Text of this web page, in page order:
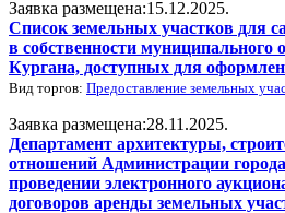
Заявка размещена:15.12.2025.
Список земельных участков для
в собственности муниципального
Кургана, доступных для
Вид торгов: Предоставление земельных
Заявка размещена:28.11.2025.
Департамент архитектуры,
отношений Администрации
проведении электронного
договоров аренды земельных